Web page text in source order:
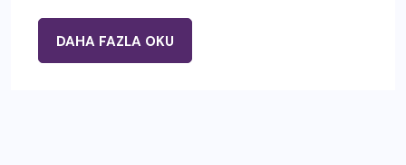
DAHA FAZLA OKU